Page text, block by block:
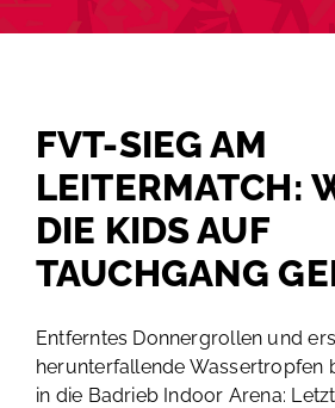
FVT-SIEG AM
LEITERMATCH:
DIE KIDS AUF
TAUCHGANG
Entferntes Donnergrollen und
herunterfallende Wassertropfen
in die Badrieb Indoor Arena: